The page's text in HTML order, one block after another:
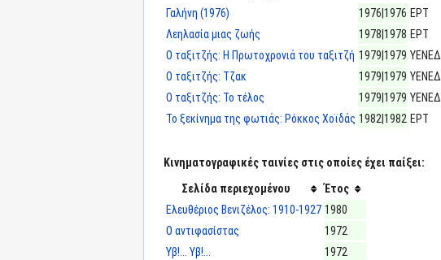
Γαλήνη (1976)
1976|1976 ΕΡΤ
Λεηλασία μιας ζωής
1978|1978 ΕΡΤ
Ο ταξιτζής: Η Πρωτοχρονιά του ταξιτζή 1979|1979 ΥΕΝΕΔ
Ο ταξιτζής: Τζακ
1979|1979 ΥΕΝΕΔ
Ο ταξιτζής: Το τέλος
1979|1979 ΥΕΝΕΔ
Το ξεκίνημα της φωτιάς: Ρόκκος Χοϊδάς 1982|1982 ΕΡΤ
Κινηματογραφικές ταινίες στις οποίες έχει παίξει:
Σελίδα περιεχομένου
Έτος
Ελευθέριος Βενιζέλος: 1910-1927 1980
Ο αντιφασίστας
1972
Υβ!... Υβ!...
1972